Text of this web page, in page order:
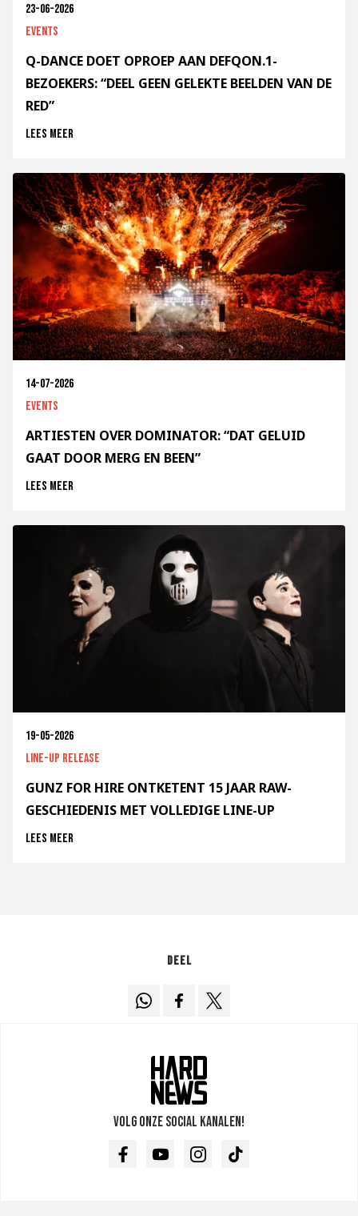
23-06-2026
Events
Q-DANCE DOET OPROEP AAN DEFQON.1-
BEZOEKERS: “DEEL GEEN GELEKTE BEELDEN VAN DE
RED”
Lees meer
14-07-2026
Events
ARTIESTEN OVER DOMINATOR: “DAT GELUID
GAAT DOOR MERG EN BEEN”
Lees meer
19-05-2026
Line-up release
GUNZ FOR HIRE ONTKETENT 15 JAAR RAW-
GESCHIEDENIS MET VOLLEDIGE LINE-UP
Lees meer
Deel
Volg onze social kanalen!
FacebookYoutubeInstagramTikTok